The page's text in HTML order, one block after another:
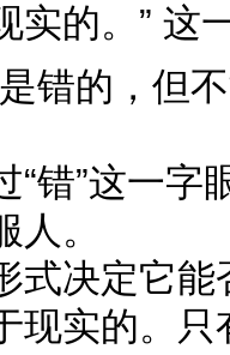
实的。” 这
错的，但
“错”这一字
。
式决定它
现实的。